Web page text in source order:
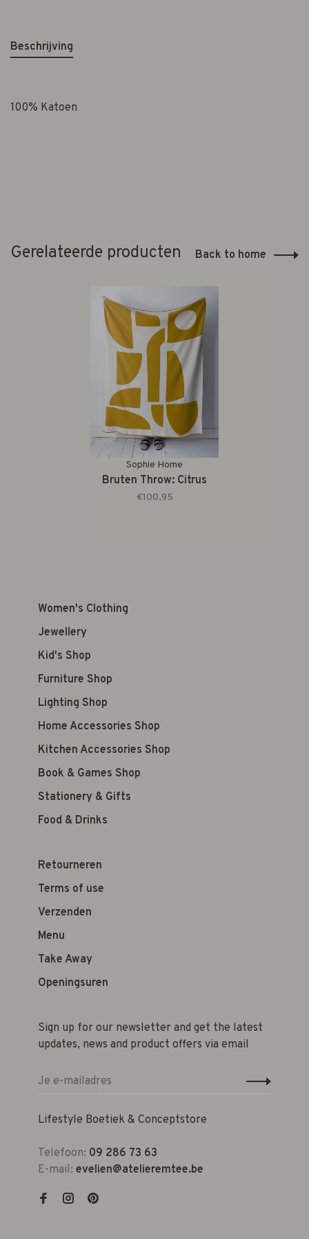
Beschrijving
100% Katoen
Gerelateerde producten Back to home
Sophie Home
Bruten Throw: Citrus
€100,95
Women's Clothing
Jewellery
Kid's Shop
Furniture Shop
Lighting Shop
Home Accessories Shop
Kitchen Accessories Shop
Book & Games Shop
Stationery & Gifts
Food & Drinks
Retourneren
Terms of use
Verzenden
Menu
Take Away
Openingsuren
Sign up for our newsletter and get the latest
updates, news and product offers via email
Lifestyle Boetiek & Conceptstore
Telefoon: 09 286 73 63
E-mail: evelien@atelieremtee.be